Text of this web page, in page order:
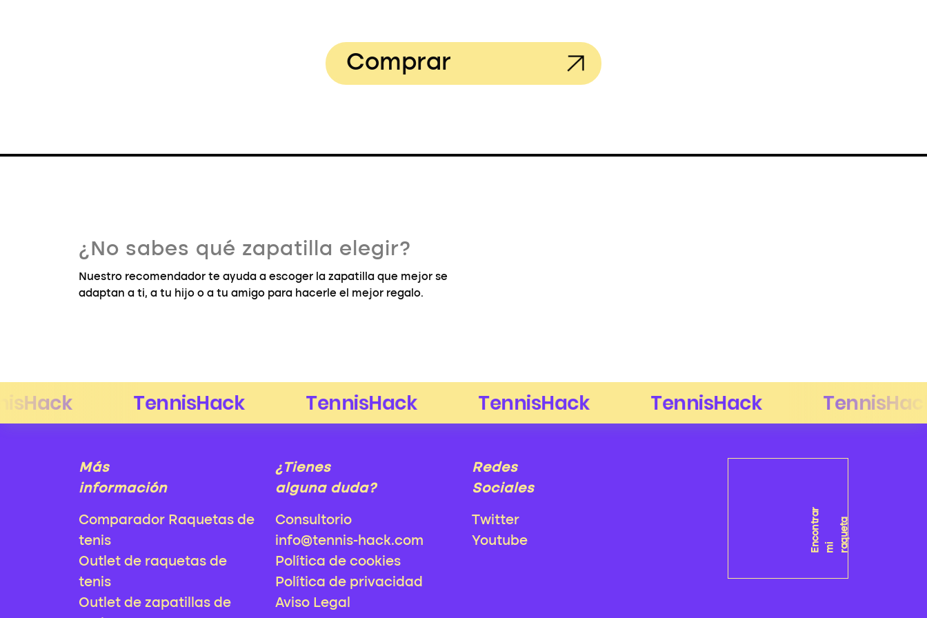
Comprar
¿No sabes qué zapatilla elegir?
Nuestro recomendador te ayuda a escoger la zapatilla que mejor se
adaptan a ti, a tu hijo o a tu amigo para hacerle el mejor regalo.
Más
información
Comparador Raquetas de
tenis
Outlet de raquetas de
tenis
Outlet de zapatillas de
¿Tienes
alguna duda?
Consultorio
info@tennis-hack.com
Política de cookies
Política de privacidad
Aviso Legal
Redes
Sociales
Twitter
Youtube